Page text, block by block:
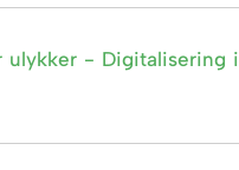
ulykker - Digitalisering i